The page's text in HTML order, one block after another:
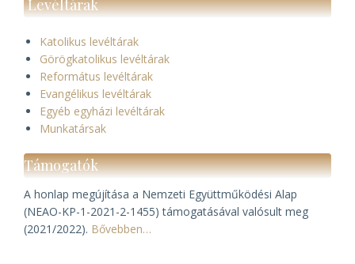
Levéltárak
Katolikus levéltárak
Görögkatolikus levéltárak
Református levéltárak
Evangélikus levéltárak
Egyéb egyházi levéltárak
Munkatársak
Támogatók
A honlap megújítása a Nemzeti Együttműködési Alap
(NEAO-KP-1-2021-2-1455) támogatásával valósult meg
(2021/2022). Bővebben…